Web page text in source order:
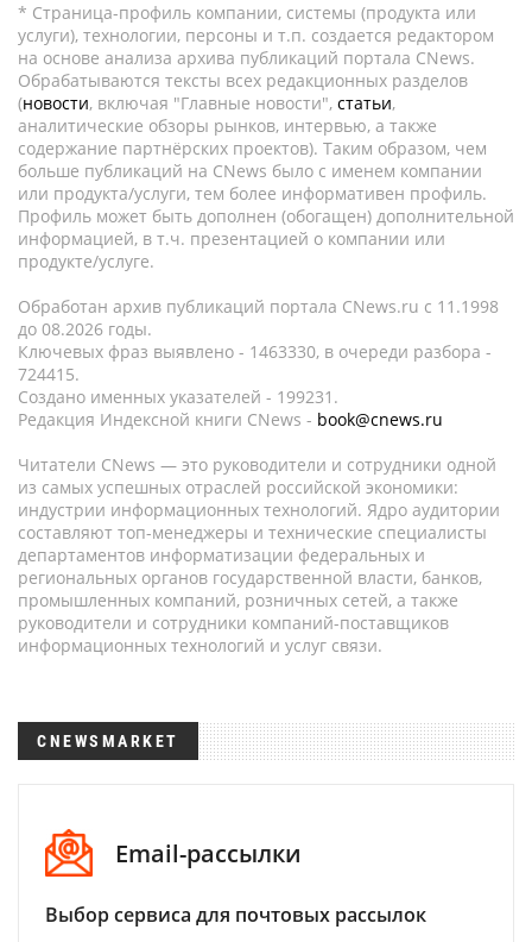
* Страница-профиль компании, системы (продукта или
услуги), технологии, персоны и т.п. создается редактором
на основе анализа архива публикаций портала CNews.
Обрабатываются тексты всех редакционных разделов
(новости, включая "Главные новости", статьи,
аналитические обзоры рынков, интервью, а также
содержание партнёрских проектов). Таким образом, чем
больше публикаций на CNews было с именем компании
или продукта/услуги, тем более информативен профиль.
Профиль может быть дополнен (обогащен) дополнительной
информацией, в т.ч. презентацией о компании или
продукте/услуге.
Обработан архив публикаций портала CNews.ru c 11.1998
до 08.2026 годы.
Ключевых фраз выявлено - 1463330, в очереди разбора -
724415.
Создано именных указателей - 199231.
Редакция Индексной книги CNews - book@cnews.ru
Читатели CNews — это руководители и сотрудники одной
из самых успешных отраслей российской экономики:
индустрии информационных технологий. Ядро аудитории
составляют топ-менеджеры и технические специалисты
департаментов информатизации федеральных и
региональных органов государственной власти, банков,
промышленных компаний, розничных сетей, а также
руководители и сотрудники компаний-поставщиков
информационных технологий и услуг связи.
CNEWSMARKET
Email-рассылки
Выбор сервиса для почтовых рассылок